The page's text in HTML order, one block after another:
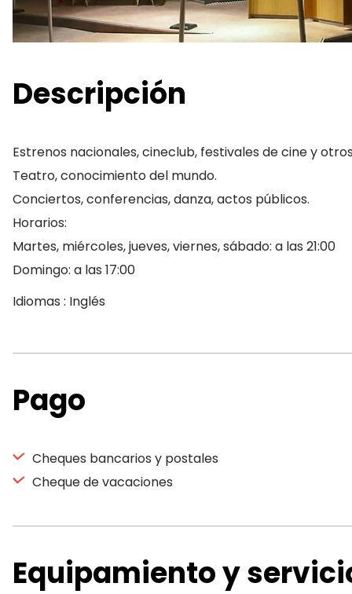
Descripción
Estrenos nacionales, cineclub, festivales de cine y
Teatro, conocimiento del mundo.
Conciertos, conferencias, danza, actos públicos.
Horarios:
Martes, miércoles, jueves, viernes, sábado: a las 21:00
Domingo: a las 17:00
Idiomas : Inglés
Pago
Cheques bancarios y postales
Cheque de vacaciones
Equipamiento y